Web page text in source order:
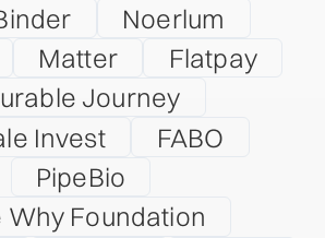
Noerlum
Matter
Flatpay
Journey
Invest
FABO
PipeBio
Why Foundation